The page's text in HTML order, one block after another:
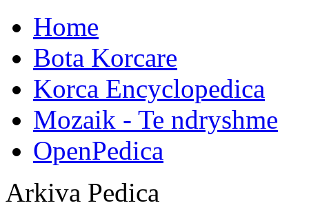
Home
Bota Korcare
Korca Encyclopedica
Mozaik - Te ndryshme
OpenPedica
Arkiva Pedica